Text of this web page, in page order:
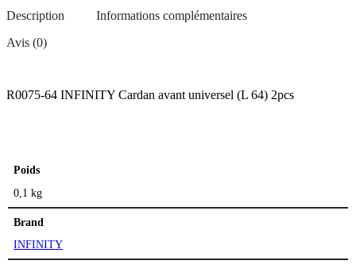
Description
Informations complémentaires
Avis (0)
R0075-64 INFINITY Cardan avant universel (L 64) 2pcs
Poids
0,1 kg
Brand
INFINITY